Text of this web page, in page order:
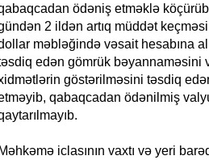
ödəniş etməklə
2 ildən artıq müddət
məbləğində vəsait hesabına
edən gömrük bəyannaməsini
göstərilməsini təsdiq
qabaqcadan ödənilmiş
iclasının vaxtı və yeri